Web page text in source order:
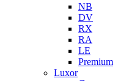
NB
DV
RX
RA
LE
Premium
Luxor